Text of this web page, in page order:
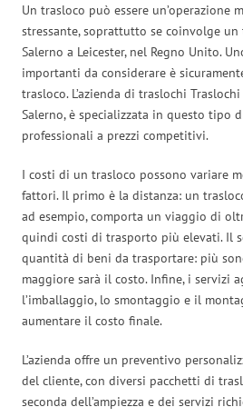
Un trasloco può essere un’operazione
stressante, soprattutto se coinvolge
Salerno a Leicester, nel Regno Unito.
importanti da considerare è
trasloco. L’azienda di traslochi
Salerno, è specializzata in questo tipo
professionali a prezzi competitivi.
I costi di un trasloco possono variare
fattori. Il primo è la distanza: un
ad esempio, comporta un viaggio di
quindi costi di trasporto più elevati. Il
quantità di beni da trasportare: più
maggiore sarà il costo. Infine, i servizi
l’imballaggio, lo smontaggio e il
aumentare il costo finale.
L’azienda offre un preventivo
del cliente, con diversi pacchetti di
seconda dell’ampiezza e dei servizi